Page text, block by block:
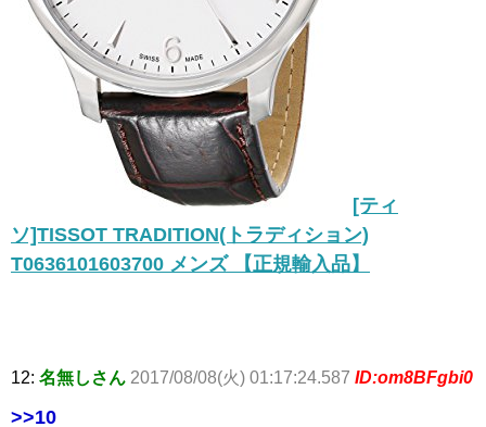
[ティ
ソ]TISSOT TRADITION(トラディション)
T0636101603700 メンズ 【正規輸入品】
12: 名無しさん 2017/08/08(火) 01:17:24.587 ID:om8BFgbi0
>>10